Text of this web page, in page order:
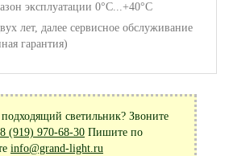
эксплуатации 0°С...+40°С
лет, далее сервисное обслуживание
гарантия)
светильник? Звоните
8 (919) 970-68-30 Пишите по
info@grand-light.ru